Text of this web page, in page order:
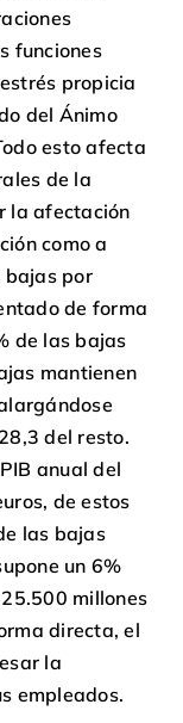
funciones
propicia
del Ánimo
esto afecta
de la
la afectación
como a
bajas por
de forma
de las bajas
mantienen
del resto.
anual del
de estos
las bajas
un 6%
millones
directa, el
la
empleados.